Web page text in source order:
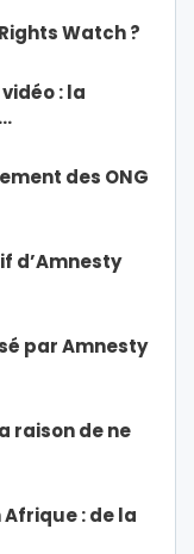
Watch ?
: la
des ONG
d’Amnesty
par Amnesty
raison de ne
: de la